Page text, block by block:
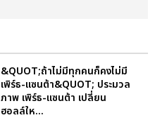
&QUOT;ถ้าไม่มีทุกคนก็คงไม่มี
เพิร์ธ-แซนต้า&QUOT; ประมวล
ภาพ เพิร์ธ-แซนต้า เปลี่ยน
ฮอลล์ให...